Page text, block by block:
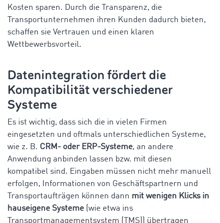
Kosten sparen. Durch die Transparenz, die
Transportunternehmen ihren Kunden dadurch bieten,
schaffen sie Vertrauen und einen klaren
Wettbewerbsvorteil.
Datenintegration fördert die
Kompatibilität verschiedener
Systeme
Es ist wichtig, dass sich die in vielen Firmen
eingesetzten und oftmals unterschiedlichen Systeme,
wie z. B. CRM- oder ERP-Systeme, an andere
Anwendung anbinden lassen bzw. mit diesen
kompatibel sind. Eingaben müssen nicht mehr manuell
erfolgen, Informationen von Geschäftspartnern und
Transportaufträgen können dann mit wenigen Klicks in
hauseigene Systeme (wie etwa ins
Transportmanagementsystem (TMS)) übertragen